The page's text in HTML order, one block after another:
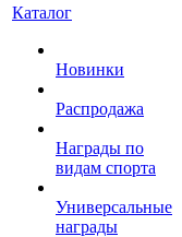
Каталог
Новинки
Распродажа
Награды по
видам спорта
Универсальные
награды